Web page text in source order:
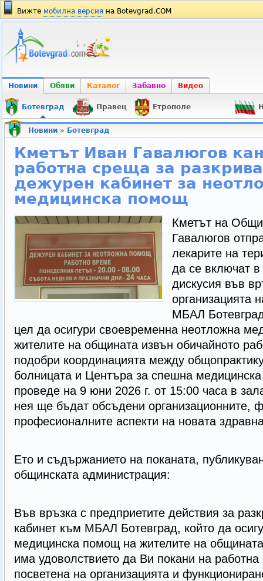
Вижте мобилна версия на Botevgrad.COM
Новини Обяви Каталог Забавно Видео
Ботевград Правец Етрополе
Новини» Ботевград
Кметът Иван Гавалюгов
работна среща за
дежурен кабинет за
медицинска помощ
Кметът на
Гавалюгов
лекарите на
да се включат
дискусия във
организацията
МБАЛ
цел да осигури своевременна неотложна
жителите на общината извън обичайното
подобри координацията между
болницата и Центъра за спешна
проведе на 9 юни 2026 г. от 15:00 часа в
нея ще бъдат обсъдени организационните,
професионалните аспекти на новата
Ето и съдържанието на поканата,
общинската администрация:
Във връзка с предприетите действия за
кабинет към МБАЛ Ботевград, който да
медицинска помощ на жителите на
има удоволствието да Ви покани на
посветена на организацията и